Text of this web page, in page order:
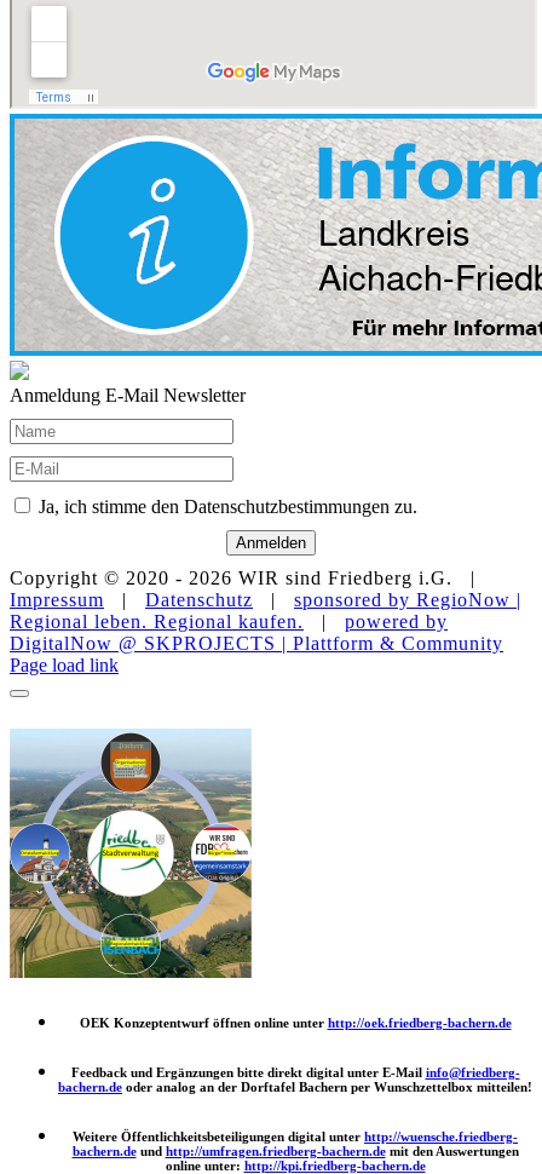
Anmeldung E-Mail Newsletter
Ja, ich stimme den Datenschutzbestimmungen zu.
Anmelden
Copyright © 2020 - 2026 WIR sind Friedberg i.G. |
Impressum | Datenschutz | sponsored by RegioNow |
Regional leben. Regional kaufen.
| powered by
DigitalNow @ SKPROJECTS | Plattform & Community
E-
Mail
WhatsApp
Facebook
Instagram
YouTube
Page load link
OEK Konzeptentwurf öffnen online unter http://oek.friedberg-bachern.de
Feedback und Ergänzungen bitte direkt digital unter E-Mail info@friedberg-
bachern.de oder analog an der Dorftafel Bachern per Wunschzettelbox mitteilen!
Weitere Öffentlichkeitsbeteiligungen digital unter http://wuensche.friedberg-
bachern.deund http://umfragen.friedberg-bachern.de mit den Auswertungen
online unter: http://kpi.friedberg-bachern.de